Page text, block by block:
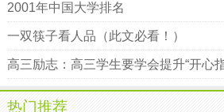
2001年中国大学排名
一双筷子看人品（此文必看！）
高三励志：高三学生要学会提升“开心
热门推荐